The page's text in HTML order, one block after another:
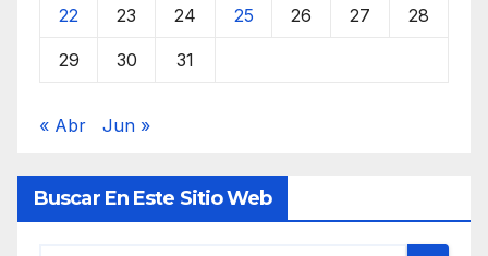
22 23 24 25 26 27 28
29 30 31
« Abr Jun »
Buscar En Este Sitio Web